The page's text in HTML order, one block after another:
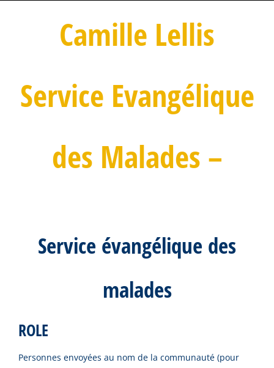
Camille Lellis
Service Evangélique
des Malades –
Service évangélique des
malades
ROLE
Personnes envoyées au nom de la communauté (pour